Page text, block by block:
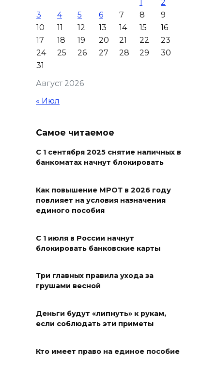
Юрий Слюсарь поздравил
донских строителей с
профессиональным
праздником и вручил
кирпичей
06 августа 2026 18:29
06 августа 2026 18:27
Андрей Фатеев: Театр Чехова
в Таганроге откроет 200-й
06 августа 2026 18:27
Наблюдатели готовятся к
Август 2026
2
3
4 5 6 7 8
9
10
11 12 13 14 15
16
17
18 19 20 21 22
23
24
25 26 27 28 29
30
31
« Июл
Самое читаемое
С 1 сентября 2025 снятие наличных в
банкоматах начнут блокировать
Как повышение МРОТ в 2026 году
повлияет на условия назначения
единого пособия
С 1 июля в России начнут
блокировать банковские карты
Три главных правила ухода за
грушами весной
Деньги будут «липнуть» к рукам,
если соблюдать эти приметы
Кто имеет право на единое пособие